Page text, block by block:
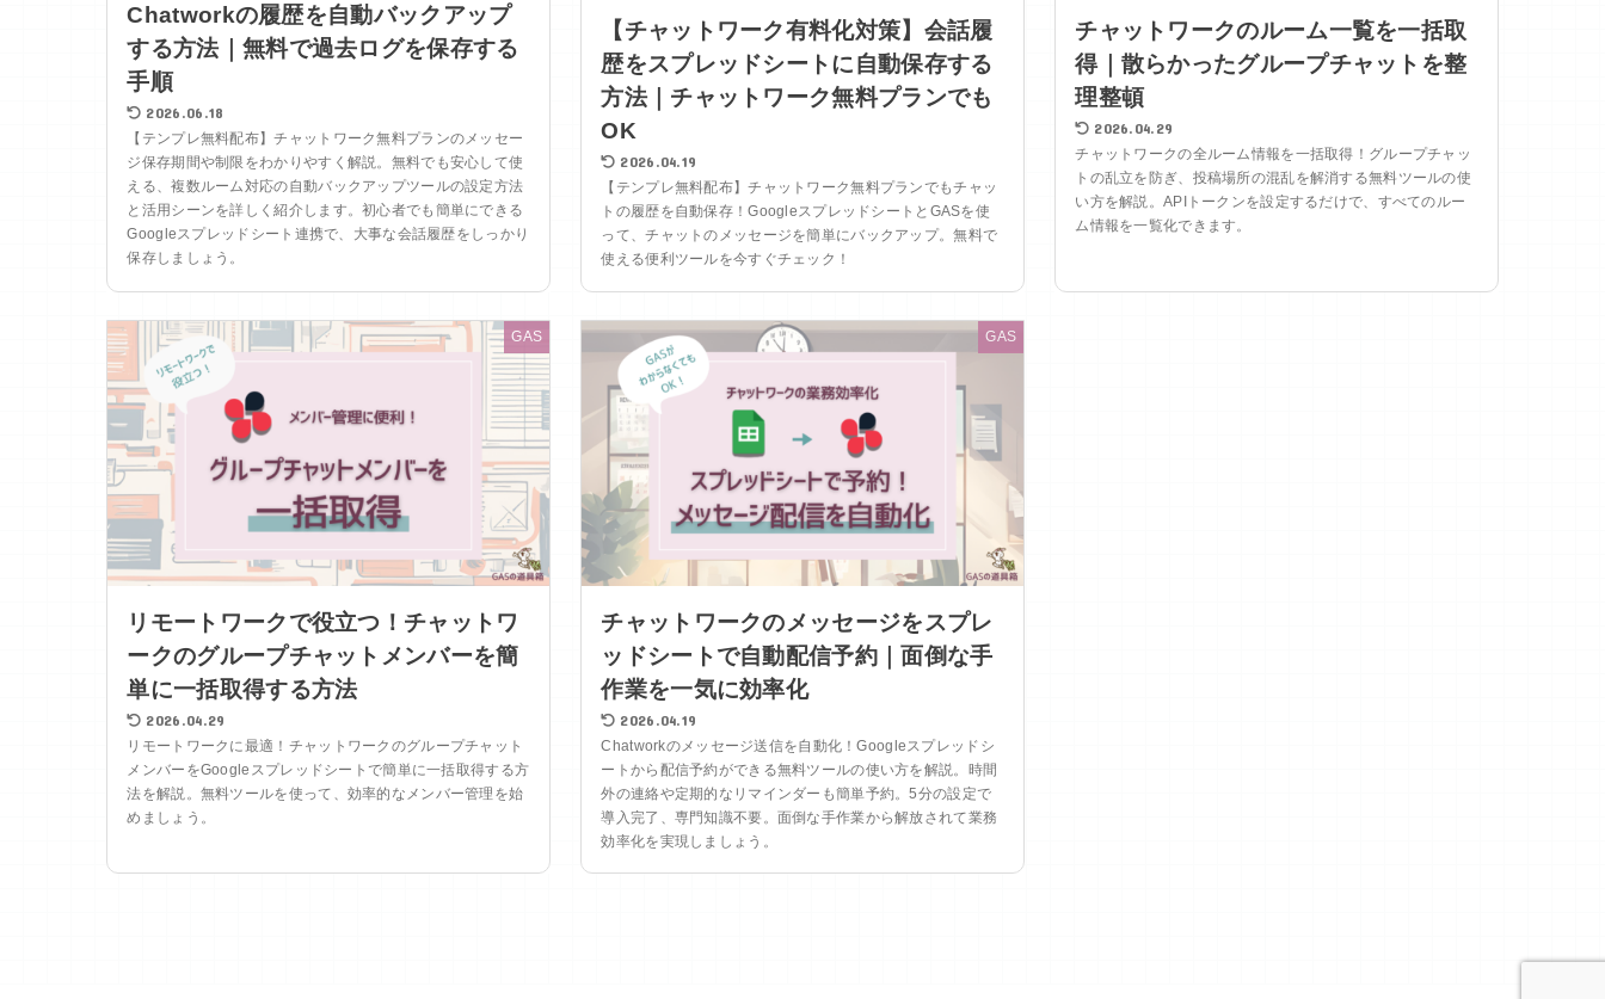
Chatworkの履歴を自動バックアップ
する方法｜無料で過去ログを保存する
手順
2026.06.18
【テンプレ無料配布】チャットワーク無料プランのメッセー
ジ保存期間や制限をわかりやすく解説。無料でも安心して使
える、複数ルーム対応の自動バックアップツールの設定方法
と活用シーンを詳しく紹介します。初心者でも簡単にできる
Googleスプレッドシート連携で、大事な会話履歴をしっかり
保存しましょう。
【チャットワーク有料化対策】会話履
歴をスプレッドシートに自動保存する
方法｜チャットワーク無料プランでも
OK
2026.04.19
【テンプレ無料配布】チャットワーク無料プランでもチャッ
トの履歴を自動保存！GoogleスプレッドシートとGASを使
って、チャットのメッセージを簡単にバックアップ。無料で
使える便利ツールを今すぐチェック！
チャットワークのルーム一覧を一括取
得｜散らかったグループチャットを整
理整頓
2026.04.29
チャットワークの全ルーム情報を一括取得！グループチャッ
トの乱立を防ぎ、投稿場所の混乱を解消する無料ツールの使
い方を解説。APIトークンを設定するだけで、すべてのルー
ム情報を一覧化できます。
GAS
リモートワークで役立つ！チャットワ
ークのグループチャットメンバーを簡
単に一括取得する方法
2026.04.29
リモートワークに最適！チャットワークのグループチャット
メンバーをGoogleスプレッドシートで簡単に一括取得する方
法を解説。無料ツールを使って、効率的なメンバー管理を始
めましょう。
GAS
チャットワークのメッセージをスプレ
ッドシートで自動配信予約｜面倒な手
作業を一気に効率化
2026.04.19
Chatworkのメッセージ送信を自動化！Googleスプレッドシ
ートから配信予約ができる無料ツールの使い方を解説。時間
外の連絡や定期的なリマインダーも簡単予約。5分の設定で
導入完了、専門知識不要。面倒な手作業から解放されて業務
効率化を実現しましょう。